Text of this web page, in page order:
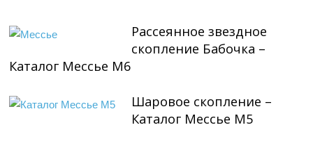
Рассеянное звездное
скопление Бабочка –
Каталог Мессье М6
Шаровое скопление –
Каталог Мессье М5